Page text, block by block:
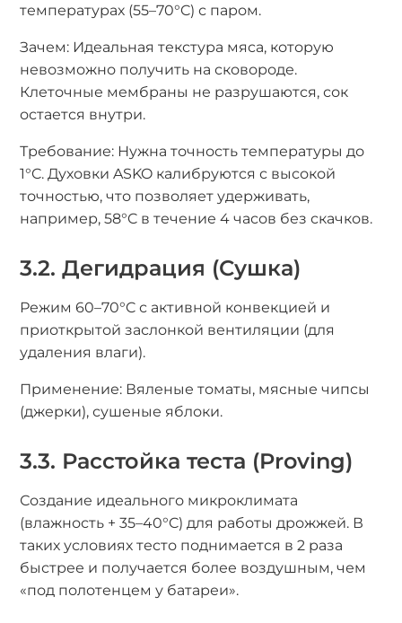
температурах (55–70°C) с паром.
Зачем: Идеальная текстура мяса, которую
невозможно получить на сковороде.
Клеточные мембраны не разрушаются, сок
остается внутри.
Требование: Нужна точность температуры до
1°C. Духовки ASKO калибруются с высокой
точностью, что позволяет удерживать,
например, 58°C в течение 4 часов без скачков.
3.2. Дегидрация (Сушка)
Режим 60–70°C с активной конвекцией и
приоткрытой заслонкой вентиляции (для
удаления влаги).
Применение: Вяленые томаты, мясные чипсы
(джерки), сушеные яблоки.
3.3. Расстойка теста (Proving)
Создание идеального микроклимата
(влажность + 35–40°C) для работы дрожжей. В
таких условиях тесто поднимается в 2 раза
быстрее и получается более воздушным, чем
«под полотенцем у батареи».